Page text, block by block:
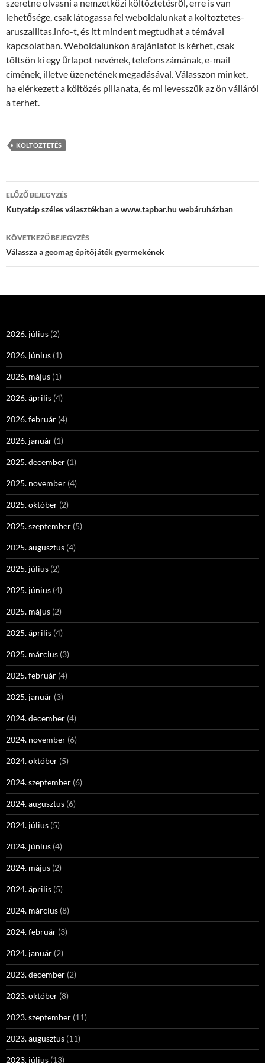
szeretne olvasni a nemzetközi költöztetésről, erre is van
lehetősége, csak látogassa fel weboldalunkat a koltoztetes-
aruszallitas.info-t, és itt mindent megtudhat a témával
kapcsolatban. Weboldalunkon árajánlatot is kérhet, csak
töltsön ki egy űrlapot nevének, telefonszámának, e-mail
címének, illetve üzenetének megadásával. Válasszon minket,
ha elérkezett a költözés pillanata, és mi levesszük az ön válláról
a terhet.
KÖLTÖZTETÉS
Bejegyzés
navigáció
ELŐZŐ BEJEGYZÉS
Kutyatáp széles választékban a www.tapbar.hu webáruházban
KÖVETKEZŐ BEJEGYZÉS
Válassza a geomag építőjáték gyermekének
2026. július (2)
2026. június (1)
2026. május (1)
2026. április (4)
2026. február (4)
2026. január (1)
2025. december (1)
2025. november (4)
2025. október (2)
2025. szeptember (5)
2025. augusztus (4)
2025. július (2)
2025. június (4)
2025. május (2)
2025. április (4)
2025. március (3)
2025. február (4)
2025. január (3)
2024. december (4)
2024. november (6)
2024. október (5)
2024. szeptember (6)
2024. augusztus (6)
2024. július (5)
2024. június (4)
2024. május (2)
2024. április (5)
2024. március (8)
2024. február (3)
2024. január (2)
2023. december (2)
2023. október (8)
2023. szeptember (11)
2023. augusztus (11)
2023. július (13)